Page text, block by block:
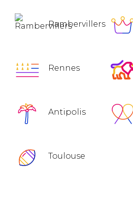
Rambervillers
Rennes
Antipolis
Toulouse